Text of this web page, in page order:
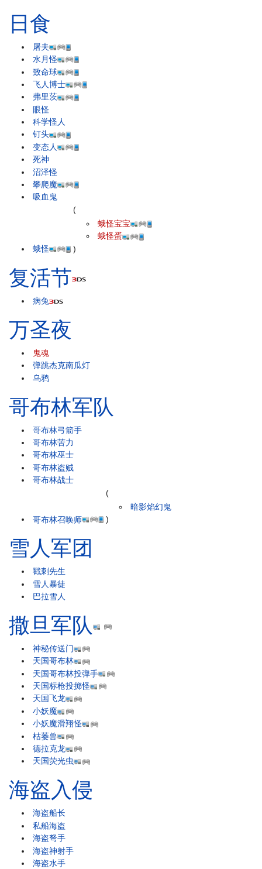
日食
屠夫
水月怪
致命球
飞人博士
弗里茨
眼怪
科学怪人
钉头
变态人
死神
沼泽怪
攀爬魔
吸血鬼
蛾怪
(
蛾怪宝宝
蛾怪蛋
)
复活节
病兔
万圣夜
鬼魂
弹跳杰克南瓜灯
乌鸦
哥布林军队
哥布林弓箭手
哥布林苦力
哥布林巫士
哥布林盗贼
哥布林战士
哥布林召唤师
(
暗影焰幻鬼
)
雪人军团
戳刺先生
雪人暴徒
巴拉雪人
撒旦军队
神秘传送门
天国哥布林
天国哥布林投弹手
天国标枪投掷怪
天国飞龙
小妖魔
小妖魔滑翔怪
枯萎兽
德拉克龙
天国荧光虫
海盗入侵
海盗船长
私船海盗
海盗弩手
海盗神射手
海盗水手